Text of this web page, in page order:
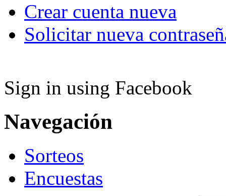
Crear cuenta nueva
Solicitar nueva
Sign in using Facebook
Navegación
Sorteos
Encuestas